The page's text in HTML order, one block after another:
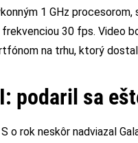
1 GHz
30 fps. Video
na trhu, ktorý dostal
podaril sa
S o rok neskôr nadviazal